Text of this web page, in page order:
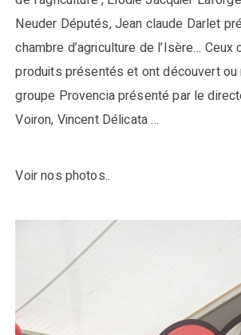
Neuder Députés, Jean claude Darlet
chambre d’agriculture de l’Isère…
produits présentés et ont découvert
groupe Provencia présenté par le
Voiron, Vincent Délicata …
Voir nos photos..